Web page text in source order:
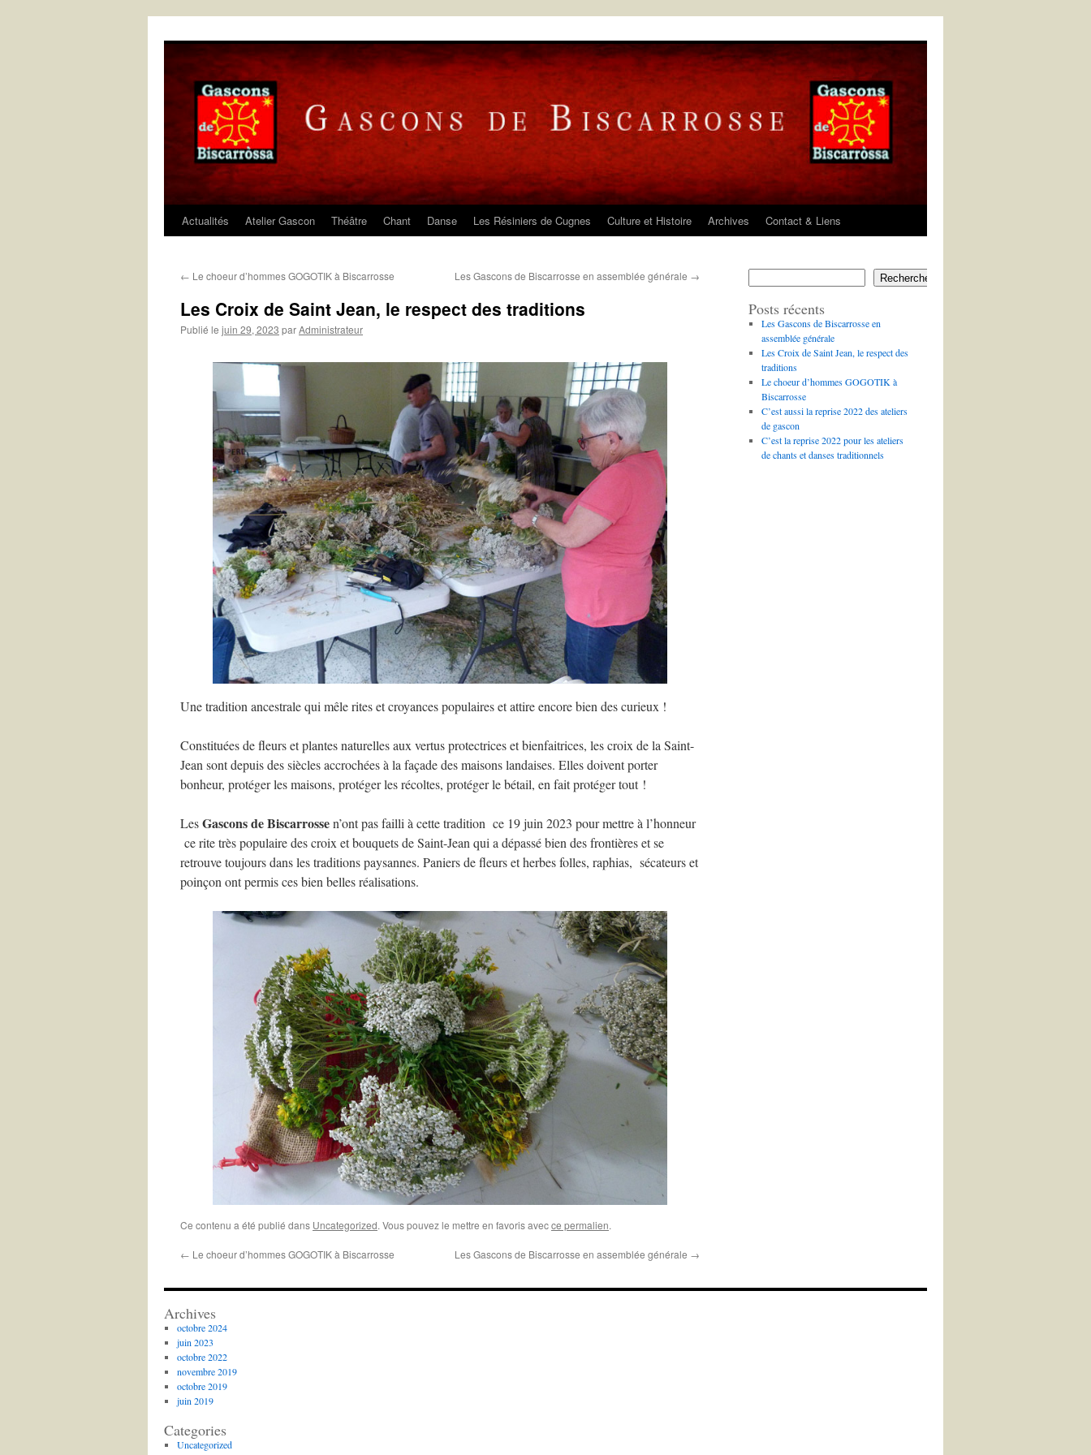
Actualités Atelier Gascon Théâtre Chant Danse Les Résiniers de Cugnes Culture et Histoire Archives Contact & Liens
← Le choeur d’hommes GOGOTIK à Biscarrosse Les Gascons de Biscarrosse en assemblée générale →
Les Croix de Saint Jean, le respect des traditions
Publié le juin 29, 2023 parAdministrateur
Une tradition ancestrale qui mêle rites et croyances populaires et attire encore bien des curieux !
Constituées de fleurs et plantes naturelles aux vertus protectrices et bienfaitrices, les croix de la Saint-
Jean sont depuis des siècles accrochées à la façade des maisons landaises. Elles doivent porter
bonheur, protéger les maisons, protéger les récoltes, protéger le bétail, en fait protéger tout !
LesGascons de Biscarrossen’ont pas failli à cette tradition ce 19 juin 2023 pour mettre à l’honneur
ce rite très populaire des croix et bouquets de Saint-Jean qui a dépassé bien des frontières et se
retrouve toujours dans les traditions paysannes. Paniers de fleurs et herbes folles, raphias, sécateurs et
poinçon ont permis ces bien belles réalisations.
Ce contenu a été publié dans Uncategorized. Vous pouvez le mettre en favoris avecce permalien.
← Le choeur d’hommes GOGOTIK à Biscarrosse Les Gascons de Biscarrosse en assemblée générale →
Rechercher
Posts récents
Les Gascons de Biscarrosse en
assemblée générale
Les Croix de Saint Jean, le respect des
traditions
Le choeur d’hommes GOGOTIK à
Biscarrosse
C’est aussi la reprise 2022 des ateliers
de gascon
C’est la reprise 2022 pour les ateliers
de chants et danses traditionnels
Archives
octobre 2024
juin 2023
octobre 2022
novembre 2019
octobre 2019
juin 2019
Categories
Uncategorized